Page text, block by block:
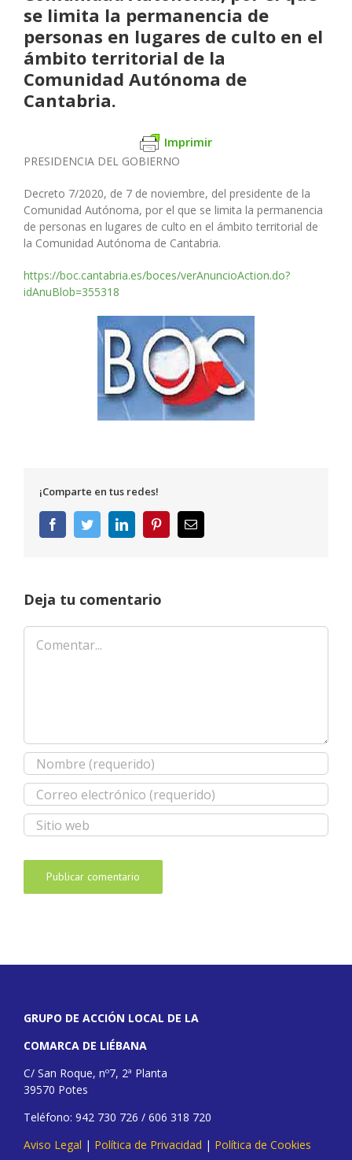
se limita la permanencia de
personas en lugares de culto en el
ámbito territorial de la
Comunidad Autónoma de
Cantabria.
Imprimir
PRESIDENCIA DEL GOBIERNO
Decreto 7/2020, de 7 de noviembre, del presidente de la
Comunidad Autónoma, por el que se limita la permanencia
de personas en lugares de culto en el ámbito territorial de
la Comunidad Autónoma de Cantabria.
https://boc.cantabria.es/boces/verAnuncioAction.do?
idAnuBlob=355318
¡Comparte en tus redes!
FacebookTwitterLinkedInPinterestCorreo
electrónico
Deja tu comentario
Comentar
GRUPO DE ACCIÓN LOCAL DE LA
COMARCA DE LIÉBANA
C/ San Roque, nº7, 2ª Planta
39570 Potes
Teléfono: 942 730 726 / 606 318 720
Aviso Legal | Política de Privacidad | Política de Cookies